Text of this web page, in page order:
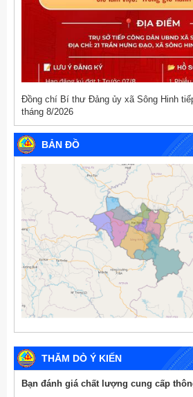
Đồng chí Bí thư Đảng ủy xã Sông Hinh
tháng 8/2026
BẢN ĐỒ
THĂM DÒ Ý KIẾN
Bạn đánh giá chất lượng cung cấp